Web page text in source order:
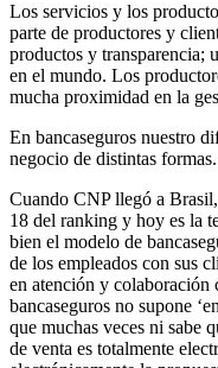
Los servicios y los
parte de productores y
productos y transparencia;
en el mundo. Los
mucha proximidad en la
En bancaseguros nuestro
negocio de distintas formas.
Cuando CNP llegó a
18 del ranking y hoy es la
bien el modelo de
de los empleados con sus
en atención y colaboración
bancaseguros no supone
que muchas veces ni sabe
de venta es totalmente